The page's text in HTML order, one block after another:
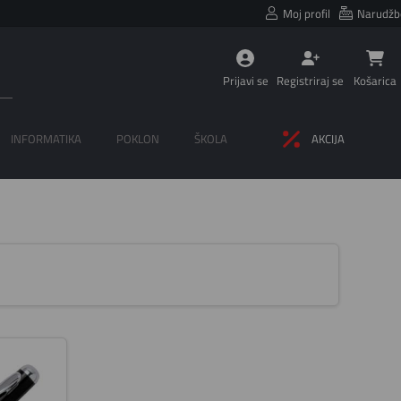
Moj profil
Prijavi se Registriraj se Košarica
INFORMATIKA POKLON ŠKOLA AKCIJA